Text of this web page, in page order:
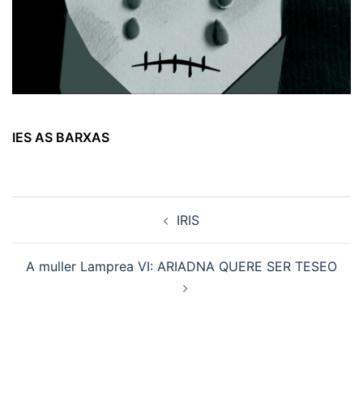
IES AS BARXAS
IRIS
A muller Lamprea VI: ARIADNA QUERE SER TESEO